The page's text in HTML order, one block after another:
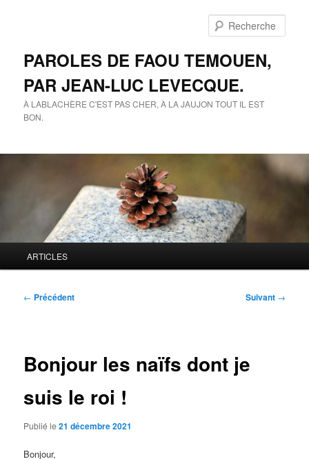
PAROLES DE FAOU TEMOUEN,
PAR JEAN-LUC LEVECQUE.
À LABLACHÈRE C'EST PAS CHER, À LA JAUJON TOUT IL EST
BON.
principal
ARTICLES
Navigation
← Précédent Suivant →
Bonjour les naïfs dont je
suis le roi !
Publié le21 décembre 2021
Bonjour,